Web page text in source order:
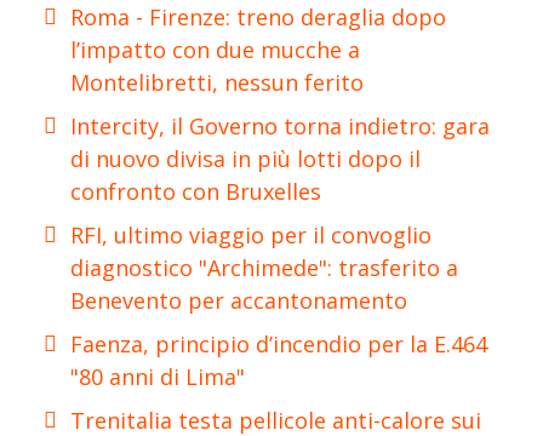
Roma - Firenze: treno deraglia dopo
l’impatto con due mucche a
Montelibretti, nessun ferito
Intercity, il Governo torna indietro: gara
di nuovo divisa in più lotti dopo il
confronto con Bruxelles
RFI, ultimo viaggio per il convoglio
diagnostico "Archimede": trasferito a
Benevento per accantonamento
Faenza, principio d’incendio per la E.464
"80 anni di Lima"
Trenitalia testa pellicole anti-calore sui